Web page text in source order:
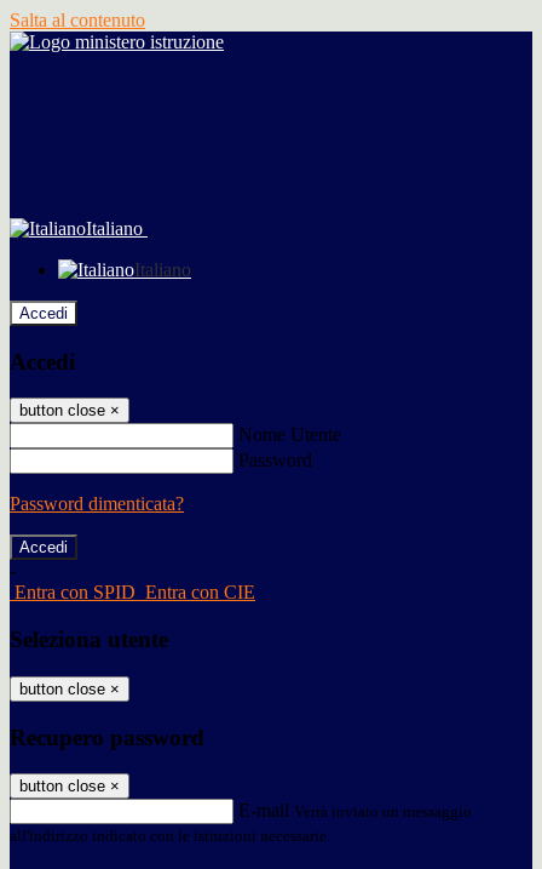
Salta al contenuto
Italiano
Italiano
Accedi
Accedi
button close ×
Nome Utente
Password
Password dimenticata?
-
Entra con SPID Entra con CIE
Seleziona utente
button close ×
Recupero password
button close ×
E-mail Verrà inviato un messaggio
all'indirizzo indicato con le istruzioni necessarie.